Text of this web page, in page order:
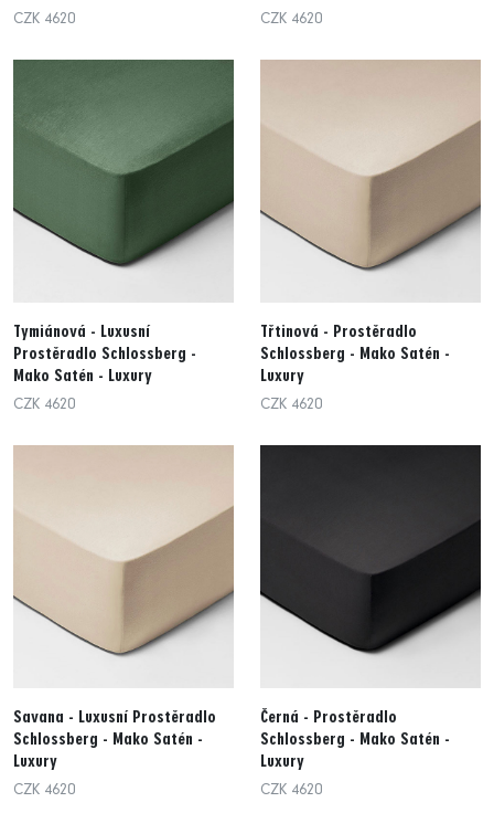
CZK 4620 CZK 4620
Tymiánová - Luxusní
Prostěradlo Schlossberg -
Mako Satén - Luxury
CZK 4620
Třtinová - Prostěradlo
Schlossberg - Mako Satén -
Luxury
CZK 4620
Savana - Luxusní Prostěradlo
Schlossberg - Mako Satén -
Luxury
CZK 4620
Černá - Prostěradlo
Schlossberg - Mako Satén -
Luxury
CZK 4620